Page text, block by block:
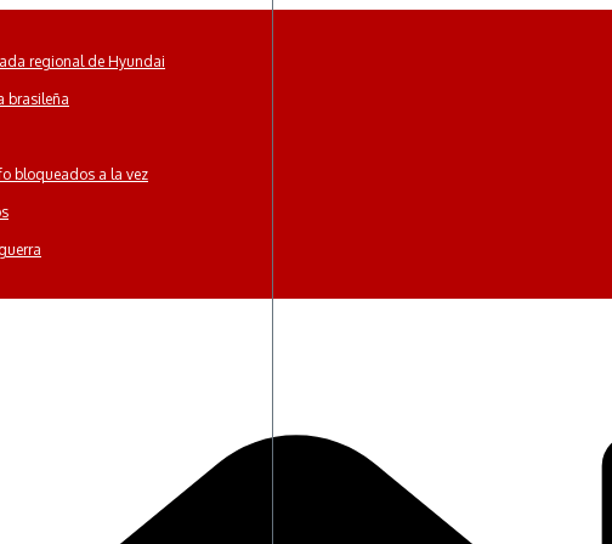
regional de Hyundai
brasileña
bloqueados a la vez